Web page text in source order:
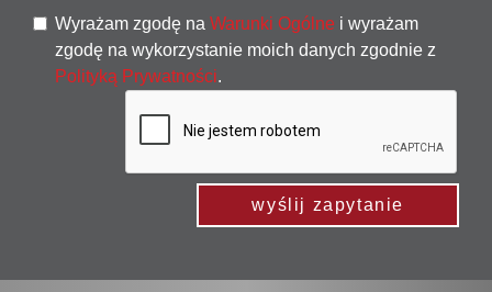
Wyrażam zgodę na Warunki Ogólne i wyrażam
zgodę na wykorzystanie moich danych zgodnie z
Polityką Prywatności.
wyślij zapytanie